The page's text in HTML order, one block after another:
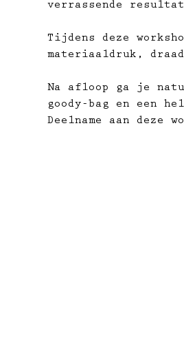
verrassende
Tijdens deze
materiaaldruk,
Na afloop ga je
goody-bag en een
Deelname aan deze